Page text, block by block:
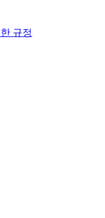
규정